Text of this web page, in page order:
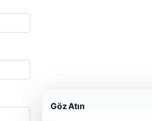
Göz Atın